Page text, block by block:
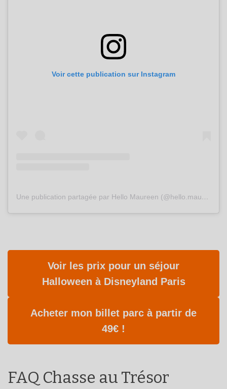
Voir cette publication sur Instagram
Une publication partagée par Hello Maureen (@hello.maureen)
Voir les prix pour un séjour
Halloween à Disneyland Paris
Acheter mon billet parc à partir de
49€ !
FAQ Chasse au Trésor